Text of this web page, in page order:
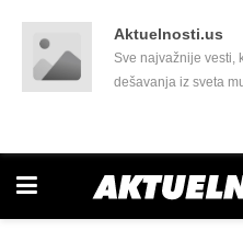
Aktuelnosti.us
Sve najvažnije vesti,
dešavanja iz sveta
još mnogo toga